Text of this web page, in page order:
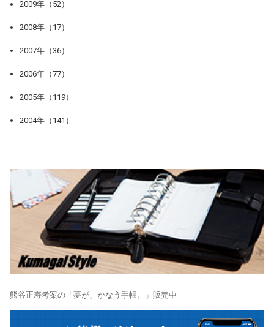
2009年（52）
2008年（17）
2007年（36）
2006年（77）
2005年（119）
2004年（141）
熊谷正寿考案の「夢が、かなう手帳。」販売中